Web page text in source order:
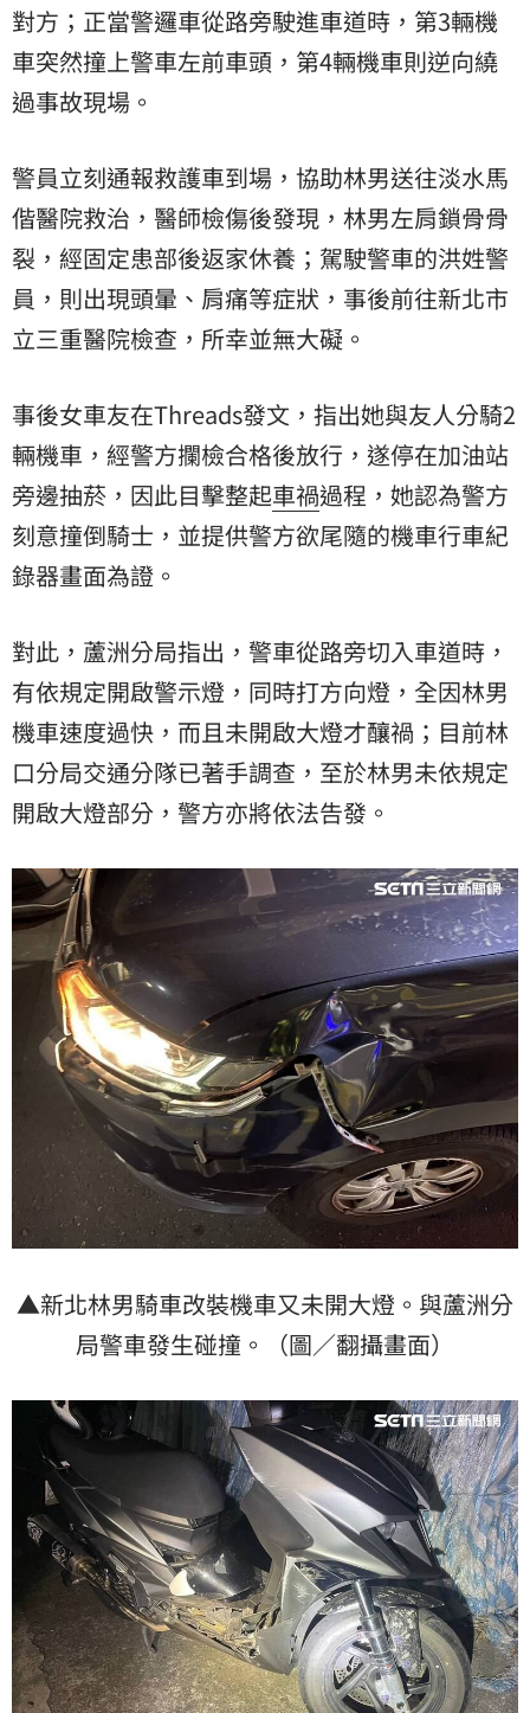
對方；正當警邏車從路旁駛進車道時，第3輛機
車突然撞上警車左前車頭，第4輛機車則逆向繞
過事故現場。
警員立刻通報救護車到場，協助林男送往淡水馬
偕醫院救治，醫師檢傷後發現，林男左肩鎖骨骨
裂，經固定患部後返家休養；駕駛警車的洪姓警
員，則出現頭暈、肩痛等症狀，事後前往新北市
立三重醫院檢查，所幸並無大礙。
事後女車友在Threads發文，指出她與友人分騎2
輛機車，經警方攔檢合格後放行，遂停在加油站
旁邊抽菸，因此目擊整起車禍過程，她認為警方
刻意撞倒騎士，並提供警方欲尾隨的機車行車紀
錄器畫面為證。
對此，蘆洲分局指出，警車從路旁切入車道時，
有依規定開啟警示燈，同時打方向燈，全因林男
機車速度過快，而且未開啟大燈才釀禍；目前林
口分局交通分隊已著手調查，至於林男未依規定
開啟大燈部分，警方亦將依法告發。
▲新北林男騎車改裝機車又未開大燈。與蘆洲分
局警車發生碰撞。（圖／翻攝畫面）